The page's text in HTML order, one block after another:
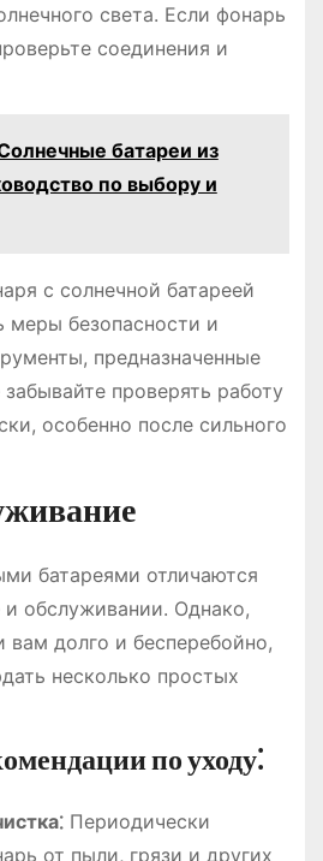
света. Если фонарь
соединения и
батареи из
по выбору и
с солнечной батареей
меры безопасности и
предназначенные
проверять работу
особенно после сильного
батареями отличаются
и обслуживании. Однако,
вам долго и бесперебойно,
несколько простых
по уходу⁚
Периодически
от пыли, грязи и других